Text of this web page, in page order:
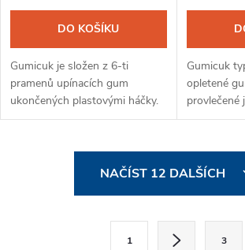
DO KOŠÍKU
Gumicuk je složen z 6-ti
pramenů upínacích gum
ukončených plastovými háčky.
Slouží k upevnění předmětů na
Gumicuk
opletené
provlečené
kovovém
háčkem.
NAČÍST 12 DALŠÍCH
1 3